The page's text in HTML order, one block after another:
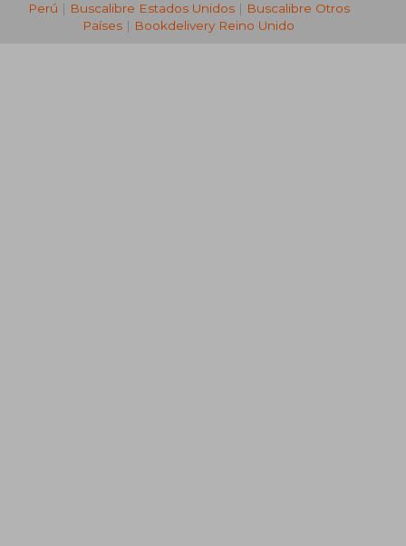
Perú | Buscalibre Estados Unidos| Buscalibre Otros
Países | Bookdelivery Reino Unido